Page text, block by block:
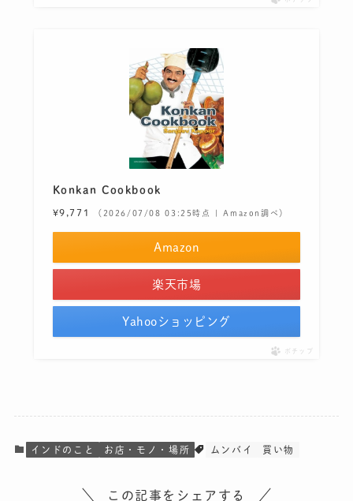
Konkan Cookbook
¥9,771 （2026/07/08 03:25時点 | Amazon調べ）
Amazon
楽天市場
Yahooショッピング
ポチップ
インドのこと お店・モノ・場所 ムンバイ 買い物
この記事をシェアする